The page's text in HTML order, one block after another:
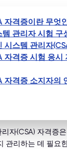
격증이란 무엇
관리자 시험 구
스템 관리자
격증 시험 응시
자격증 소지자의
자(CSA) 자격증
관리하는 데 필요